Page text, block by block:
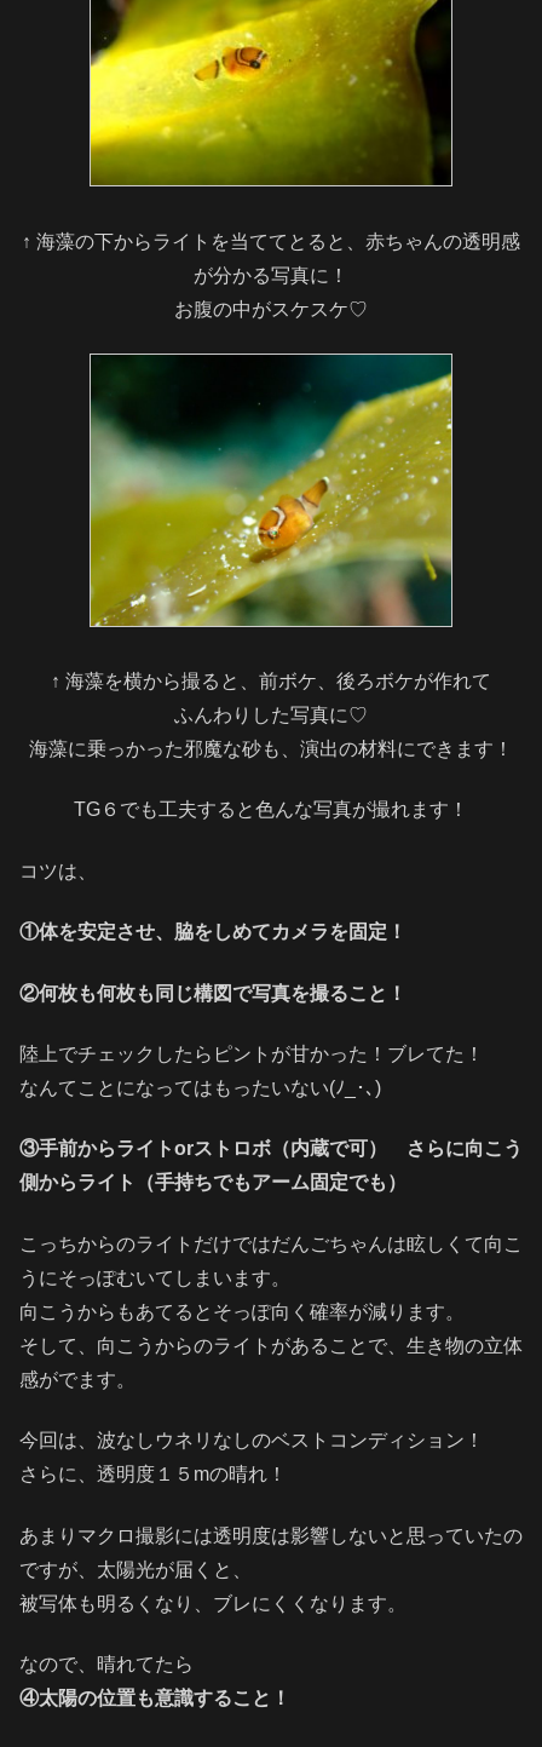
↑ 海藻の下からライトを当ててとると、赤ちゃんの透明感
が分かる写真に！
お腹の中がスケスケ♡
↑ 海藻を横から撮ると、前ボケ、後ろボケが作れて
ふんわりした写真に♡
海藻に乗っかった邪魔な砂も、演出の材料にできます！
TG６でも工夫すると色んな写真が撮れます！
コツは、
①体を安定させ、脇をしめてカメラを固定！
②何枚も何枚も同じ構図で写真を撮ること！
陸上でチェックしたらピントが甘かった！ブレてた！
なんてことになってはもったいない(ﾉ_･､)
③手前からライトorストロボ（内蔵で可） さらに向こう
側からライト（手持ちでもアーム固定でも）
こっちからのライトだけではだんごちゃんは眩しくて向こ
うにそっぽむいてしまいます。
向こうからもあてるとそっぽ向く確率が減ります。
そして、向こうからのライトがあることで、生き物の立体
感がでます。
今回は、波なしウネリなしのベストコンディション！
さらに、透明度１５mの晴れ！
あまりマクロ撮影には透明度は影響しないと思っていたの
ですが、太陽光が届くと、
被写体も明るくなり、ブレにくくなります。
なので、晴れてたら
④太陽の位置も意識すること！